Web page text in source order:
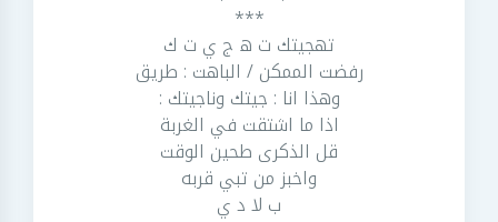
***
تهجيتك ت ه ج ي ت ك
رفضت الممكن / الباهت : طريق
وهذا انا : جيتك وناجيتك :
اذا ما اشتقت في الغربة
قل الذكرى طحين الوقت
واخبز من تبي قربه
ب لا د ي